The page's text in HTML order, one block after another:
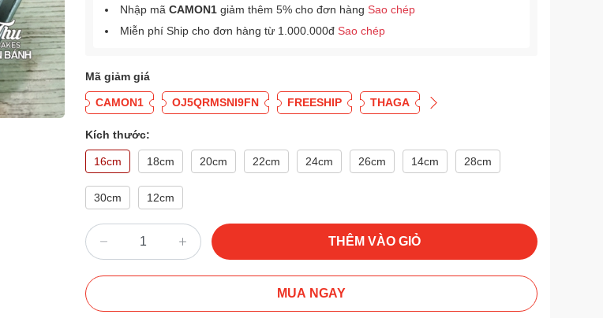
Nhập mã CAMON1 giảm thêm 5% cho đơn hàng Sao chép
Miễn phí Ship cho đơn hàng từ 1.000.000đ Sao chép
Mã giảm giá
CAMON1 OJ5QRMSNI9FN FREESHIP THAGA
Kích thước:
16cm 18cm 20cm 22cm 24cm 26cm 14cm 28cm
30cm 12cm
THÊM VÀO GIỎ
MUA NGAY